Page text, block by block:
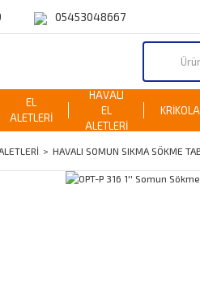
05453048667
EL
ALETLERİ
HAVALI
EL
ALETLERİ
HAVALI SOMUN SIKMA SÖKME